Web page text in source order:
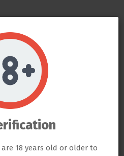
de
18 years old or older to
NINGÚN PRODUCTO QUE ESTE FUERA DE LA LEY
WEB SON EXCLUSIVAMENTE PARA LA HORTICULTURA
LLAMAS GROW NO RESPETA LA LEY SERÁ BAJO SU